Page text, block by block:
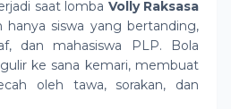
saat lomba Volly Raksasa
hanya siswa yang bertanding,
dan mahasiswa PLP. Bola
ke sana kemari, membuat
oleh tawa, sorakan, dan